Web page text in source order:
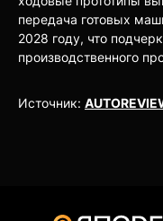
передача готовых
2028 году, что
производственного
Источник: